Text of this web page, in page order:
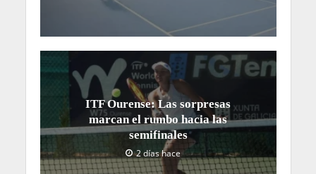
ITF Ourense: Las sorpresas
marcan el rumbo hacia las
semifinales
2 días hace